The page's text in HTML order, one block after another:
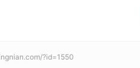
?id=1550